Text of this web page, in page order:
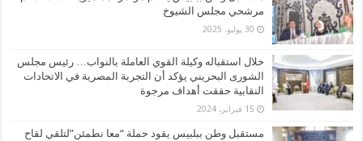
مرشحي مجلس الشيوخ
30 يوليو، 2025
خلال استقباله وكيلة القوي العاملة بالنواب… رئيس مجلس
الشورى البحريني يؤكد أن التجربة المصرية في الاتحادات
النقابية حققت أهداف مرجوة
15 فبراير، 2024
مستقبل وطن ببلبيس يقود حملة “معا نطمئن”لتلقي لقاح